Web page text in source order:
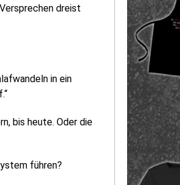
dreist
in ein
bis heute. Oder die
führen?